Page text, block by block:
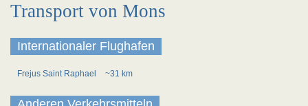
Transport von Mons
Internationaler Flughafen
Frejus Saint Raphael ~31 km